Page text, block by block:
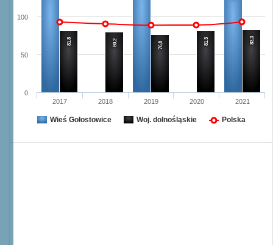
81,8 80,2 76,8 81,3 83,3
2017 2018 2019 2020 2021
0
50
100
Wieś Gołostowice Woj. dolnośląskie Polska